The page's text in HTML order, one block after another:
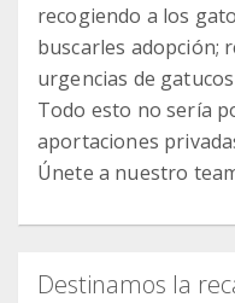
recogiendo a los
buscarles adopción;
urgencias de
Todo esto no sería
aportaciones
Únete a nuestro
Destinamos la